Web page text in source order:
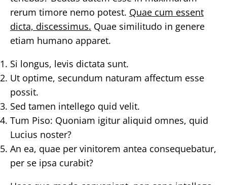
rerum timore nemo potest. Quae cum essent
dicta, discessimus. Quae similitudo in genere
etiam humano apparet.
Si longus, levis dictata sunt.
Ut optime, secundum naturam affectum esse
possit.
Sed tamen intellego quid velit.
Tum Piso: Quoniam igitur aliquid omnes, quid
Lucius noster?
An ea, quae per vinitorem antea consequebatur,
per se ipsa curabit?